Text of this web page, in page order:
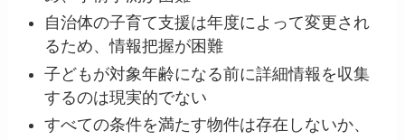
自治体の子育て支援は年度によって変更され
るため、情報把握が困難
子どもが対象年齢になる前に詳細情報を収集
するのは現実的でない
すべての条件を満たす物件は存在しないか、